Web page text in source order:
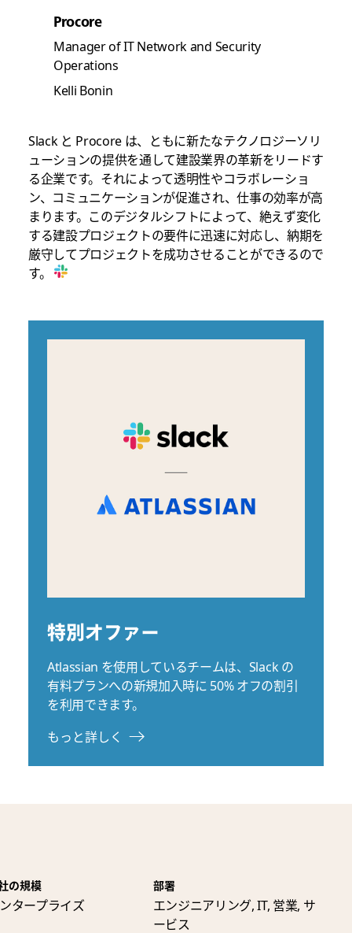
Procore
Manager of IT Network and Security
Operations
Kelli Bonin
Slack と Procore は、ともに新たなテクノロジーソリ
ューションの提供を通して建設業界の革新をリードす
る企業です。それによって透明性やコラボレーショ
ン、コミュニケーションが促進され、仕事の効率が高
まります。このデジタルシフトによって、絶えず変化
する建設プロジェクトの要件に迅速に対応し、納期を
厳守してプロジェクトを成功させることができるので
す。
特別オファー
Atlassian を使用しているチームは、Slack の
有料プランへの新規加入時に 50% オフの割引
を利用できます。
もっと詳しく
の規模
タープライズ
部署
エンジニアリング, IT, 営業, サ
ービス